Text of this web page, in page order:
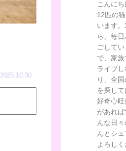
2025.10.30
こんに
12匹の
います
ら、毎
ごして
で、家
ライブ
り、全
を探して
好奇心旺
があれ
んな日
んとシ
よろし